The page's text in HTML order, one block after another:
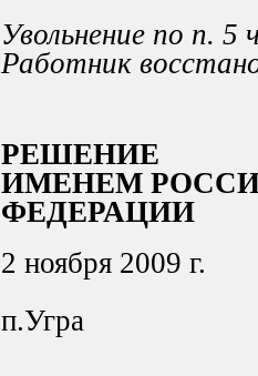
Увольнение по п.
Работник
РЕШЕНИЕ
ИМЕНЕМ
ФЕДЕРАЦИИ
2 ноября 2009 г.
п.Угра